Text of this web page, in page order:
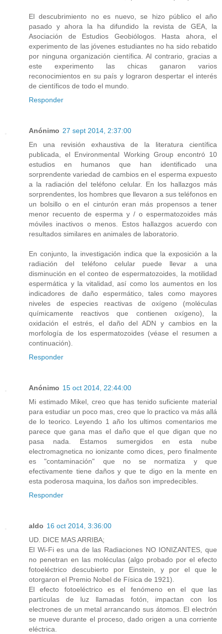
El descubrimiento no es nuevo, se hizo público el año
pasado y ahora la ha difundido la revista de GEA, la
Asociación de Estudios Geobiólogos. Hasta ahora, el
experimento de las jóvenes estudiantes no ha sido rebatido
por ninguna organización científica. Al contrario, gracias a
este experimento las chicas ganaron varios
reconocimientos en su país y lograron despertar el interés
de científicos de todo el mundo.
Responder
Anónimo 27 sept 2014, 2:37:00
En una revisión exhaustiva de la literatura científica
publicada, el Environmental Working Group encontró 10
estudios en humanos que han identificado una
sorprendente variedad de cambios en el esperma expuesto
a la radiación del teléfono celular. En los hallazgos más
sorprendentes, los hombres que llevaron a sus teléfonos en
un bolsillo o en el cinturón eran más propensos a tener
menor recuento de esperma y / o espermatozoides más
móviles inactivos o menos. Estos hallazgos acuerdo con
resultados similares en animales de laboratorio.
En conjunto, la investigación indica que la exposición a la
radiación del teléfono celular puede llevar a una
disminución en el conteo de espermatozoides, la motilidad
espermática y la vitalidad, así como los aumentos en los
indicadores de daño espermático, tales como mayores
niveles de especies reactivas de oxígeno (moléculas
químicamente reactivos que contienen oxígeno), la
oxidación el estrés, el daño del ADN y cambios en la
morfología de los espermatozoides (véase el resumen a
continuación).
Responder
Anónimo 15 oct 2014, 22:44:00
Mi estimado Mikel, creo que has tenido suficiente material
para estudiar un poco mas, creo que lo practico va más allá
de lo teorico. Leyendo 1 año los ultimos comentarios me
parece que gana mas el daño que el que digan que no
pasa nada. Estamos sumergidos en esta nube
electromagnetica no ionizante como dices, pero finalmente
es "contaminación" que no se normatiza y que
efectivamente tiene daños y que te digo en la mente en
esta poderosa maquina, los daños son impredecibles.
Responder
aldo 16 oct 2014, 3:36:00
UD. DICE MAS ARRIBA;
El Wi-Fi es una de las Radiaciones NO IONIZANTES, que
no penetran en las moléculas (algo probado por el efecto
fotoeléctrico descubierto por Einstein, y por el que le
otorgaron el Premio Nobel de Física de 1921).
El efecto fotoeléctrico es el fenómeno en el que las
partículas de luz llamadas fotón, impactan con los
electrones de un metal arrancando sus átomos. El electrón
se mueve durante el proceso, dado origen a una corriente
eléctrica.